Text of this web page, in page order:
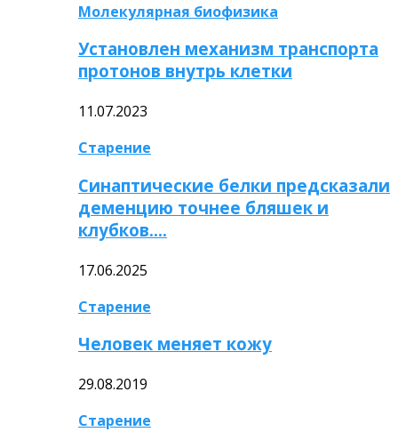
Молекулярная биофизика
Установлен механизм транспорта
протонов внутрь клетки
11.07.2023
Старение
Синаптические белки предсказали
деменцию точнее бляшек и
клубков….
17.06.2025
Старение
Человек меняет кожу
29.08.2019
Старение